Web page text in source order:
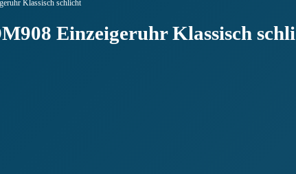
Klassisch schlicht
Einzeigeruhr Klassisch